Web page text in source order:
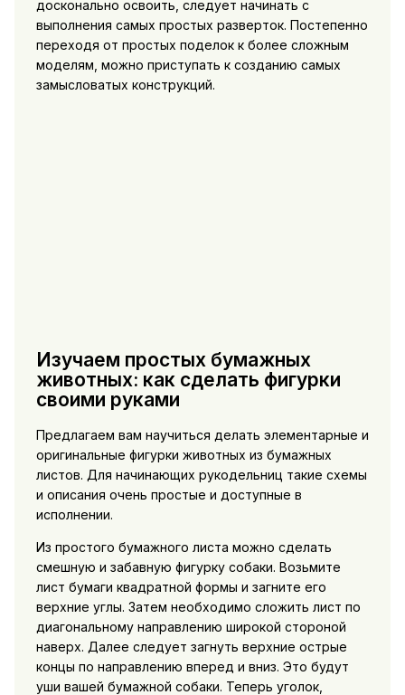
досконально освоить, следует начинать с
выполнения самых простых разверток. Постепенно
переходя от простых поделок к более сложным
моделям, можно приступать к созданию самых
замысловатых конструкций.
Изучаем простых бумажных
животных: как сделать фигурки
своими руками
Предлагаем вам научиться делать элементарные и
оригинальные фигурки животных из бумажных
листов. Для начинающих рукодельниц такие схемы
и описания очень простые и доступные в
исполнении.
Из простого бумажного листа можно сделать
смешную и забавную фигурку собаки. Возьмите
лист бумаги квадратной формы и загните его
верхние углы. Затем необходимо сложить лист по
диагональному направлению широкой стороной
наверх. Далее следует загнуть верхние острые
концы по направлению вперед и вниз. Это будут
уши вашей бумажной собаки. Теперь уголок,